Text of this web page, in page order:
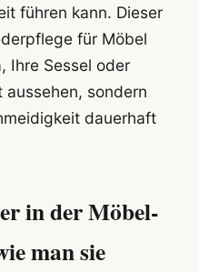
führen kann. Dieser
für Möbel
Ihre Sessel oder
sondern
dauerhaft
in der Möbel-
man sie